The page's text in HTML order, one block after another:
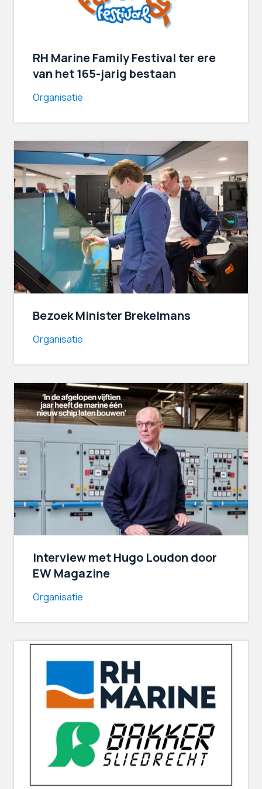
RH Marine Family Festival ter ere
van het 165-jarig bestaan
Organisatie
Bezoek Minister Brekelmans
Organisatie
Interview met Hugo Loudon door
EW Magazine
Organisatie